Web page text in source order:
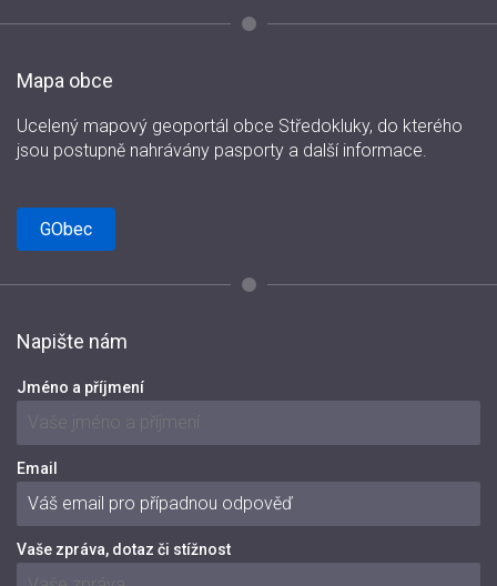
Mapa obce
Ucelený mapový geoportál obce Středokluky, do kterého
jsou postupně nahrávány pasporty a další informace.
GObec
Napište nám
Jméno a příjmení
Email
Vaše zpráva, dotaz či stížnost